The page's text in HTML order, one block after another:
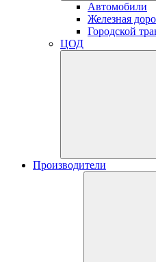
Автомобили
Железная
Городской
ЦОД
Производители